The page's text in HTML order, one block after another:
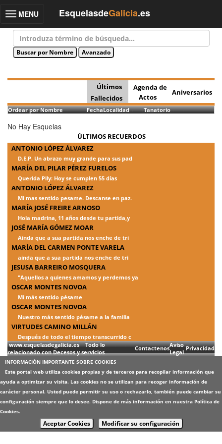
Toggle
MENU EsquelasdeGalicia.es
Últimos
Fallecidos
Agenda de
Actos
Aniversarios
Ordear por Nombre FechaLocalidad Tanatorio
No Hay Esquelas
ÚLTIMOS RECUERDOS
ANTONIO LÓPEZ ÁLVAREZ
D.E.P. Un abrazo muy grande para sus pad
MARÍA DEL PILAR PÉREZ FURELOS
Querida Pily: Hoy se cumplen 55 días
ANTONIO LÓPEZ ÁLVAREZ
Mi mas sentido pesame. Descanse en paz.
MARÍA JOSÉ FREIRE ARNOSO
Hola madrina, 11 años desde tu partida,y
JOSÉ MARÍA GÓMEZ MOAR
Ainda que a sua partida nos enche de tri
MARÍA DEL CARMEN PONTE VARELA
ainda que a sua partida nos enche de tri
JESUSA BARREIRO MOSQUERA
"Aquellos a quienes amamos y perdemos ya
OSCAR MONTES NOVOA
Mi más sentido pésame
OSCAR MONTES NOVOA
Nuestro más sentido pésame a la familia
VIRTUDES CAMINO MILLÁN
Después de todo el tiempo transcurrido c
www.esquelasdegalicia.es Todo lo
relacionado con Decesos y servicios
ContactenosAviso
Legal
Privacidad
INFORMACIÓN IMPORTANTE SOBRE COOKIES
Este portal web utiliza cookies propias y de terceros para recopilar información que
ayuda a optimizar su visita. Las cookies no se utilizan para recoger información de
carácter personal. Usted puede permitir su uso o rechazarlo, también puede cambiar su
configuración siempre que lo desee. Dispone de más información en nuestra Política de
Cookies.